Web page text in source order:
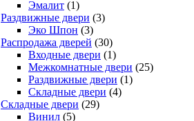
Эмалит (1)
Раздвижные двери (3)
Эко Шпон (3)
Распродажа дверей (30)
Входные двери (1)
Межкомнатные двери (25)
Раздвижные двери (1)
Складные двери (4)
Складные двери (29)
Винил (5)